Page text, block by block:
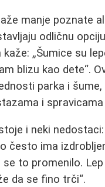
manje poznate
odličnu
kaže:
Šumice su
blizu kao dete .
parka i
i spravicama
i neki nedostaci:
često ima
se to promenilo.
da se fino trči .